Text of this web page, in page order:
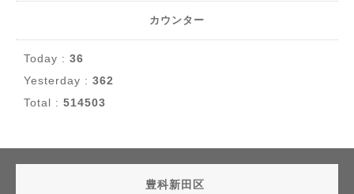
カウンター
Today : 36
Yesterday : 362
Total : 514503
豊科新田区